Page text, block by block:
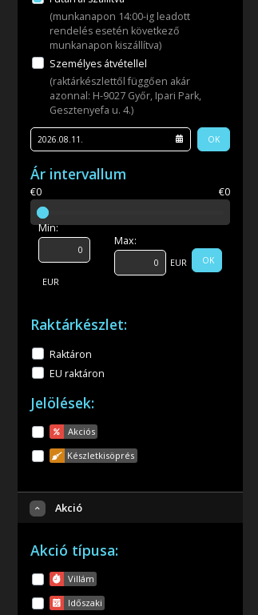
(munkanapon 14:00-ig leadott
rendelés esetén következő
munkanapon kiszállítva)
Személyes átvétellel
(raktárkészlettől függően akár
azonnal: H-9027 Győr, Ipari Park,
Gesztenyefa u. 4.)
OK
Ár intervallum
€0 €0
Min:
EUR
Max:
EUR OK
Raktárkészlet:
Raktáron
EU raktáron
Jelölések:
Akciós
Készletkisöprés
Akció
Akció típusa:
Villám
Időszaki